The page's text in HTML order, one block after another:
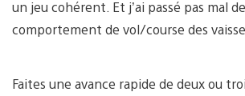
un jeu cohérent. Et j’ai passé pas mal
comportement de vol/course des
Faites une avance rapide de deux ou